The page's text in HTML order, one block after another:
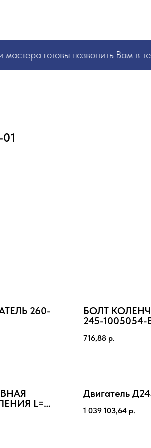
готовы позвонить Вам в
260-
БОЛТ
245-1005054-
716,88 р.
L=
Двигатель
1 039 103,64 р.